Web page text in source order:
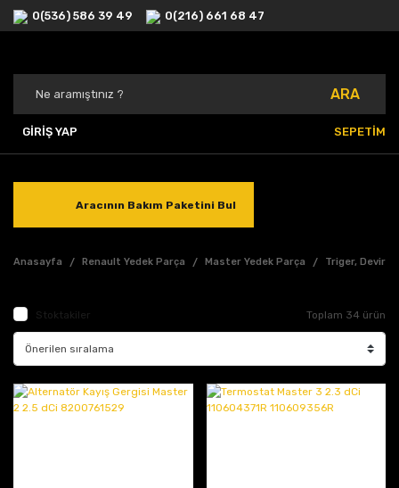
0(536) 586 39 49 0(216) 661 68 47
ARA
GİRİŞ YAP SEPETİM
Aracının Bakım Paketini Bul
Anasayfa Renault Yedek Parça Master Yedek Parça Triger,
Stoktakiler Toplam 34 ürün